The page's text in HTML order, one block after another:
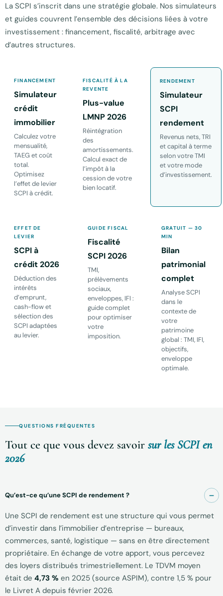
La SCPI s’inscrit dans une stratégie globale. Nos simulateurs
et guides couvrent l’ensemble des décisions liées à votre
investissement : financement, fiscalité, arbitrage avec
d’autres structures.
FINANCEMENT
Simulateur
crédit
immobilier
Calculez votre
mensualité,
TAEG et coût
total.
Optimisez
l’effet de levier
SCPI à crédit.
FISCALITÉ À LA
REVENTE
Plus-value
LMNP 2026
Réintégration
des
amortissements.
Calcul exact de
l’impôt à la
cession de votre
bien locatif.
RENDEMENT
Simulateur
SCPI
rendement
Revenus nets, TRI
et capital à terme
selon votre TMI
et votre mode
d’investissement.
EFFET DE
LEVIER
SCPI à
crédit 2026
Déduction des
intérêts
d’emprunt,
cash-flow et
sélection des
SCPI adaptées
au levier.
GUIDE FISCAL
Fiscalité
SCPI 2026
TMI,
prélèvements
sociaux,
enveloppes, IFI :
guide complet
pour optimiser
votre
imposition.
GRATUIT — 30
MIN
Bilan
patrimonial
complet
Analyse SCPI
dans le
contexte de
votre
patrimoine
global : TMI, IFI,
objectifs,
enveloppe
optimale.
QUESTIONS FRÉQUENTES
Tout ce que vous devez savoir sur les SCPI en
2026
Qu’est-ce qu’une SCPI de rendement ?
Une SCPI de rendement est une structure qui vous permet
d’investir dans l’immobilier d’entreprise — bureaux,
commerces, santé, logistique — sans en être directement
propriétaire. En échange de votre apport, vous percevez
des loyers distribués trimestriellement. Le TDVM moyen
était de 4,73 % en 2025 (source ASPIM), contre 1,5 % pour
le Livret A depuis février 2026.